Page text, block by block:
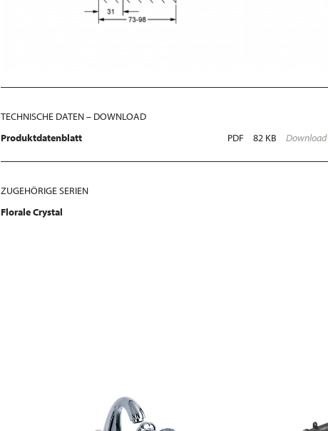
TECHNISCHE DATEN – DOWNLOAD
Produktdatenblatt
PDF 82 KB Download
ZUGEHÖRIGE SERIEN
Florale Crystal